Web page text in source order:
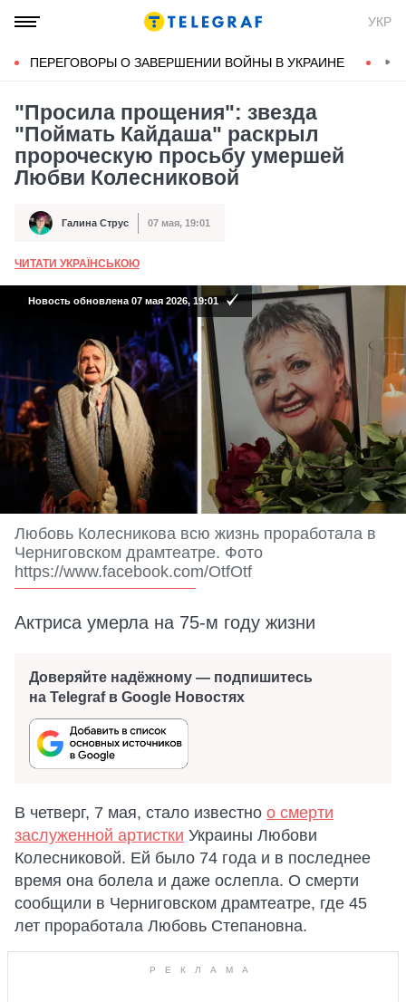
УКР
ПЕРЕГОВОРЫ О ЗАВЕРШЕНИИ ВОЙНЫ В УКРАИНЕ
"Просила прощения": звезда
"Поймать Кайдаша" раскрыл
пророческую просьбу умершей
Любви Колесниковой
Автор Галина Струс
Дата публикации 07 мая, 19:01
ЧИТАТИ УКРАЇНСЬКОЮ
Новость обновлена 07 мая 2026, 19:01
Любовь Колесникова всю жизнь проработала в
Черниговском драмтеатре. Фото
https://www.facebook.com/OtfOtf
Актриса умерла на 75-м году жизни
Доверяйте надёжному — подпишитесь
на Telegraf в Google Новостях
В четверг, 7 мая, стало известно о смерти
заслуженной артистки Украины Любови
Колесниковой. Ей было 74 года и в последнее
время она болела и даже ослепла. О смерти
сообщили в Черниговском драмтеатре, где 45
лет проработала Любовь Степановна.